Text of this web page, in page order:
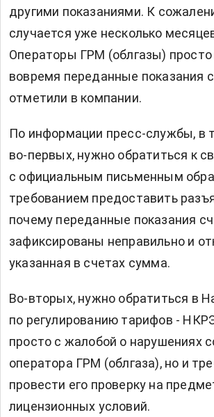
другими показаниями. К
случается уже несколько
Операторы ГРМ (облгазы) просто
вовремя переданные показания
отметили в компании.
По информации пресс-службы, в
во-первых, нужно обратиться к
с официальным письменным
требованием предоставить
почему переданные показания
зафиксированы неправильно и
указанная в счетах сумма.
Во-вторых, нужно обратиться в
по регулированию тарифов -
просто с жалобой о нарушениях
оператора ГРМ (облгаза), но и
провести его проверку на
лицензионных условий.